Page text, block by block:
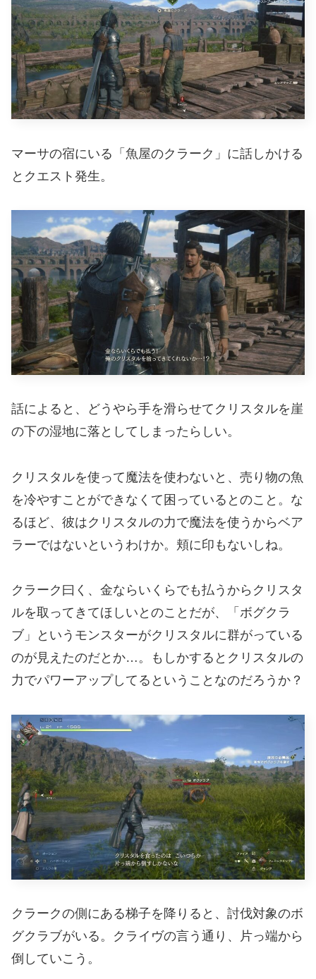
マーサの宿にいる「魚屋のクラーク」に話しかける
とクエスト発生。
話によると、どうやら手を滑らせてクリスタルを崖
の下の湿地に落としてしまったらしい。
クリスタルを使って魔法を使わないと、売り物の魚
を冷やすことができなくて困っているとのこと。な
るほど、彼はクリスタルの力で魔法を使うからベア
ラーではないというわけか。頬に印もないしね。
クラーク曰く、金ならいくらでも払うからクリスタ
ルを取ってきてほしいとのことだが、「ボグクラ
ブ」というモンスターがクリスタルに群がっている
のが見えたのだとか…。もしかするとクリスタルの
力でパワーアップしてるということなのだろうか？
クラークの側にある梯子を降りると、討伐対象のボ
グクラブがいる。クライヴの言う通り、片っ端から
倒していこう。